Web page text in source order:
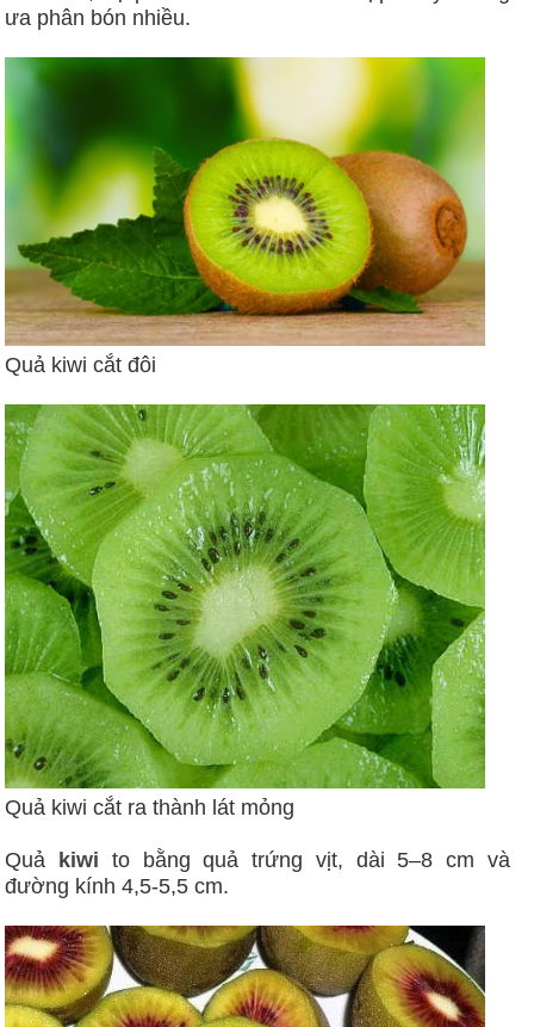
ưa phân bón nhiều.
Quả kiwi cắt đôi
Quả kiwi cắt ra thành lát mỏng
Quả kiwi to bằng quả trứng vịt, dài 5–8 cm và
đường kính 4,5-5,5 cm.